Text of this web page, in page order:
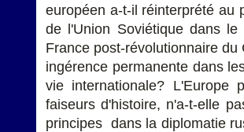
européen a-t-il réinterprété au
de l'Union Soviétique dans
France post-révolutionnaire
ingérence permanente dans
vie internationale? L'Europe
faiseurs d'histoire, n'a-t-elle
principes dans la diplomatie